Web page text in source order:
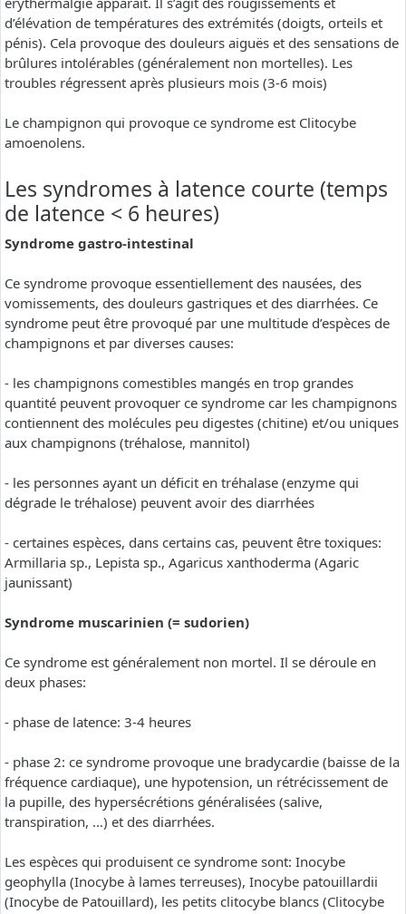
d’élévation de températures des extrémités (doigts, orteils et
pénis). Cela provoque des douleurs aiguës et des sensations de
brûlures intolérables (généralement non mortelles). Les
troubles régressent après plusieurs mois (3-6 mois)
Le champignon qui provoque ce syndrome est Clitocybe
amoenolens.
Les syndromes à latence courte (temps
de latence < 6 heures)
Syndrome gastro-intestinal
Ce syndrome provoque essentiellement des nausées, des
vomissements, des douleurs gastriques et des diarrhées. Ce
syndrome peut être provoqué par une multitude d’espèces de
champignons et par diverses causes:
- les champignons comestibles mangés en trop grandes
quantité peuvent provoquer ce syndrome car les champignons
contiennent des molécules peu digestes (chitine) et/ou uniques
aux champignons (tréhalose, mannitol)
- les personnes ayant un déficit en tréhalase (enzyme qui
dégrade le tréhalose) peuvent avoir des diarrhées
- certaines espèces, dans certains cas, peuvent être toxiques:
Armillaria sp., Lepista sp., Agaricus xanthoderma (Agaric
jaunissant)
Syndrome muscarinien (= sudorien)
Ce syndrome est généralement non mortel. Il se déroule en
deux phases:
- phase de latence: 3-4 heures
- phase 2: ce syndrome provoque une bradycardie (baisse de la
fréquence cardiaque), une hypotension, un rétrécissement de
la pupille, des hypersécrétions généralisées (salive,
transpiration, …) et des diarrhées.
Les espèces qui produisent ce syndrome sont: Inocybe
geophylla (Inocybe à lames terreuses), Inocybe patouillardii
(Inocybe de Patouillard), les petits clitocybe blancs (Clitocybe